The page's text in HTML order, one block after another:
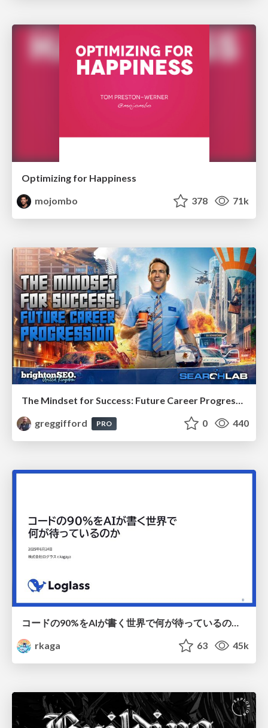
Optimizing for Happiness
mojombo
378 71k
The Mindset for Success: Future Career Progression
greggifford
PRO 0 440
コードの90%をAIが書く世界で何が待っているのか / What awaits us in a world where 90% of the code is written by AI
rkaga
63 45k